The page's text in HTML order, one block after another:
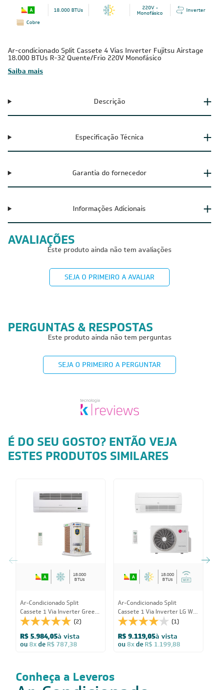
18.000 BTUs
220V -
Monofásico
Inverter
Cobre
Ar-condicionado Split Cassete 4 Vias Inverter Fujitsu Airstage
18.000 BTUs R-32 Quente/Frio 220V Monofásico
Saiba mais
Descrição
Especificação Técnica
Garantia do fornecedor
Informações Adicionais
AVALIAÇÕES
Este produto ainda não tem avaliações
SEJA O PRIMEIRO A AVALIAR
PERGUNTAS & RESPOSTAS
Este produto ainda não tem perguntas
SEJA O PRIMEIRO A PERGUNTAR
É DO SEU GOSTO? ENTÃO VEJA
ESTES PRODUTOS SIMILARES
18.000
BTUs
Ar-Condicionado Split
Cassete 1 Via Inverter Gree
G-Línea 18.000 BTUs R-32 Só
(2)
R$ 5.984,05à vista
ou 8xde R$ 787,38
18.000
BTUs
Ar-Condicionado Split
Cassete 1 Via Inverter LG WI-
FI Conect 18.000 BTUs
(1)
R$ 9.119,05à vista
ou 8xde R$ 1.199,88
Conheça a Leveros